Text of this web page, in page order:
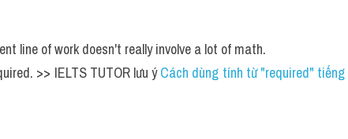
line of work doesn't really involve a lot of math.
>> IELTS TUTOR lưu ý Cách dùng tính từ "required" tiếng